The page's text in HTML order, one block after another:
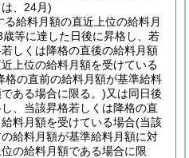
、24月)
給料月額の直近上位の給料月
等に達した日後に昇格し、若
しくは降格の直後の給料月額
上位の給料月額を受けている
格の直前の給料月額が基準給料
ある場合に限る。)又は同日後
、当該昇格若しくは降格の直
料月額を受けている場合(当該
給料月額が基準給料月額に対
の給料月額である場合に限